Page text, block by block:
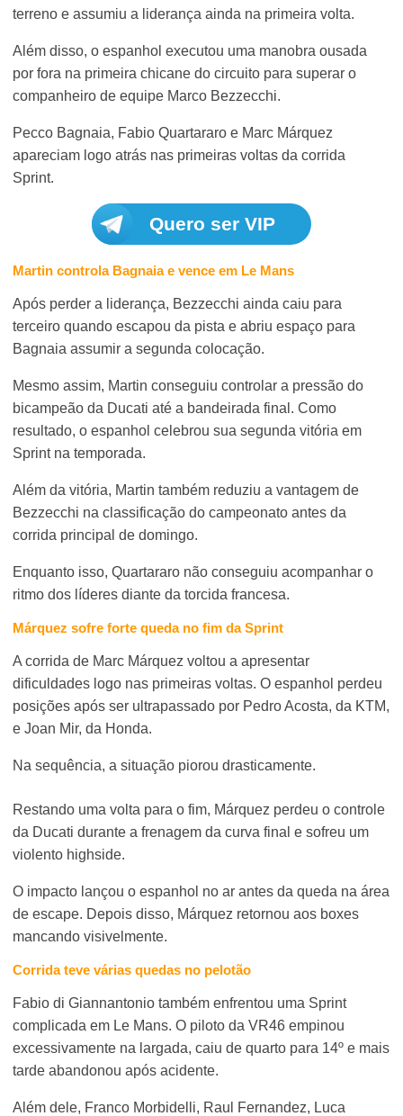
terreno e assumiu a liderança ainda na primeira volta.
Além disso, o espanhol executou uma manobra ousada
por fora na primeira chicane do circuito para superar o
companheiro de equipe Marco Bezzecchi.
Pecco Bagnaia, Fabio Quartararo e Marc Márquez
apareciam logo atrás nas primeiras voltas da corrida
Sprint.
Quero ser VIP
Martin controla Bagnaia e vence em Le Mans
Após perder a liderança, Bezzecchi ainda caiu para
terceiro quando escapou da pista e abriu espaço para
Bagnaia assumir a segunda colocação.
Mesmo assim, Martin conseguiu controlar a pressão do
bicampeão da Ducati até a bandeirada final. Como
resultado, o espanhol celebrou sua segunda vitória em
Sprint na temporada.
Além da vitória, Martin também reduziu a vantagem de
Bezzecchi na classificação do campeonato antes da
corrida principal de domingo.
Enquanto isso, Quartararo não conseguiu acompanhar o
ritmo dos líderes diante da torcida francesa.
Márquez sofre forte queda no fim da Sprint
A corrida de Marc Márquez voltou a apresentar
dificuldades logo nas primeiras voltas. O espanhol perdeu
posições após ser ultrapassado por Pedro Acosta, da KTM,
e Joan Mir, da Honda.
Na sequência, a situação piorou drasticamente.
Restando uma volta para o fim, Márquez perdeu o controle
da Ducati durante a frenagem da curva final e sofreu um
violento highside.
O impacto lançou o espanhol no ar antes da queda na área
de escape. Depois disso, Márquez retornou aos boxes
mancando visivelmente.
Corrida teve várias quedas no pelotão
Fabio di Giannantonio também enfrentou uma Sprint
complicada em Le Mans. O piloto da VR46 empinou
excessivamente na largada, caiu de quarto para 14º e mais
tarde abandonou após acidente.
Além dele, Franco Morbidelli, Raul Fernandez, Luca